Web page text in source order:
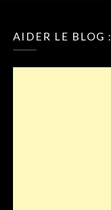
AIDER LE BLOG :